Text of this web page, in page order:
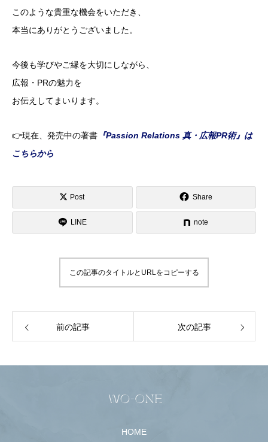
このような貴重な機会をいただき、
本当にありがとうございました。
今後も学びやご縁を大切にしながら、
広報・PRの魅力を
お伝えしてまいります。
👉現在、発売中の著書 『Passion Relations 真・広報PR術』は
こちらから
Post Share
LINE note
この記事のタイトルとURLをコピーする
前の記事 次の記事
HOME